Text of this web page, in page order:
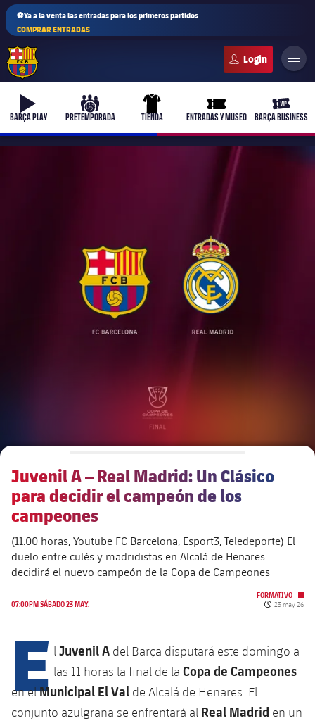
⚽Ya a la venta las entradas para los primeros partidos
COMPRAR ENTRADAS
b-play
BARÇA PLAY
culers-ball
PRETEMPORADA
uniform
TIENDA
ticket-full
ENTRADAS Y MUSEO
ticket-
BARÇA BUSINESS
chevron-right
label.aria.chevronright
Órganos
Documents
chevron-right
label.aria.chevronright
Comisiones y órganos
Más que un club
Masia 360
La Masia
Década a década
Presidentes
Jugadores de leyenda
plusicon
más
Instalaciones
Juvenil A – Real Madrid: Un Clásico
para decidir el campeón de los
campeones
(11.00 horas, Youtube FC Barcelona, ​​Esport3, Teledeporte) El
duelo entre culés y madridistas en Alcalá de Henares
decidirá el nuevo campeón de la Copa de Campeones
07:00PM SÁBADO 23 MAY.
FORMATIVO
Fecha de
23 may 26
E l Juvenil A del Barça disputará este domingo a
las 11 horas la final de la Copa de Campeones
en elMunicipal El Val de Alcalá de Henares. El
conjunto azulgrana se enfrentará al Real Madrid en un